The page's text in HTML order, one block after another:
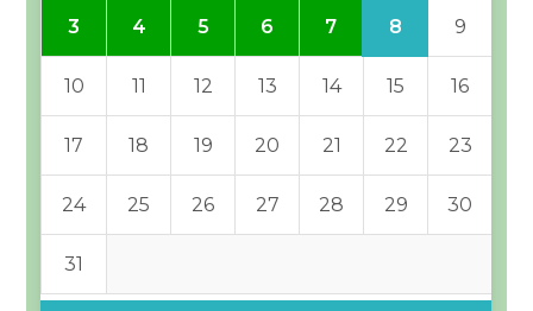
3 4 5 6 7 8 9
10 11 12 13 14 15 16
17 18 19 20 21 22 23
24 25 26 27 28 29 30
31